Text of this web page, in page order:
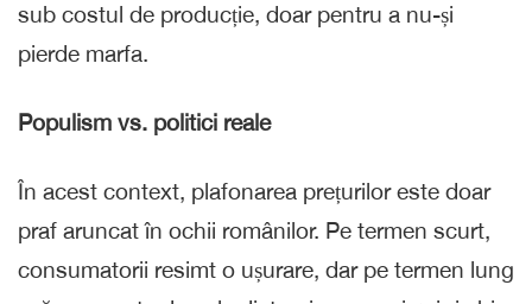
sub costul de producție, doar pentru a nu-și
pierde marfa.
Populism vs. politici reale
În acest context, plafonarea prețurilor este doar
praf aruncat în ochii românilor. Pe termen scurt,
consumatorii resimt o ușurare, dar pe termen lung